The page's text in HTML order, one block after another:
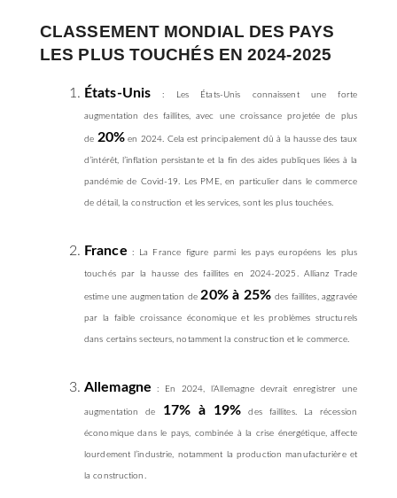
CLASSEMENT MONDIAL DES PAYS
LES PLUS TOUCHÉS EN 2024-2025
États-Unis : Les États-Unis connaissent une forte
augmentation des faillites, avec une croissance projetée de plus
de 20%en 2024. Cela est principalement dû à la hausse des taux
d’intérêt, l’inflation persistante et la fin des aides publiques liées à la
pandémie de Covid-19. Les PME, en particulier dans le commerce
de détail, la construction et les services, sont les plus touchées.
France : La France figure parmi les pays européens les plus
touchés par la hausse des faillites en 2024-2025. Allianz Trade
estime une augmentation de 20% à 25% des faillites, aggravée
par la faible croissance économique et les problèmes structurels
dans certains secteurs, notamment la construction et le commerce.
Allemagne : En 2024, l’Allemagne devrait enregistrer une
augmentation de 17% à 19% des faillites. La récession
économique dans le pays, combinée à la crise énergétique, affecte
lourdement l’industrie, notamment la production manufacturière et
la construction.